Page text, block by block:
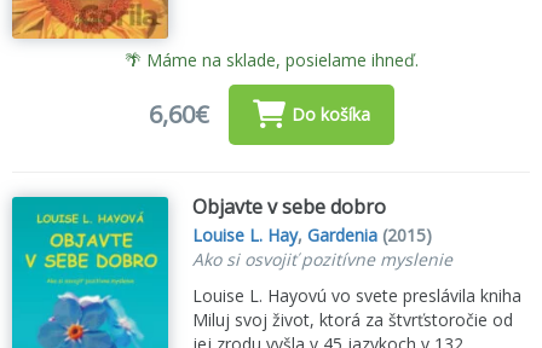
🌴 Máme na sklade, posielame ihneď.
6,60€ Do košíka
Objavte v sebe dobro
Louise L. Hay,Gardenia (2015)
Ako si osvojiť pozitívne myslenie
Louise L. Hayovú vo svete preslávila kniha
Miluj svoj život, ktorá za štvrťstoročie od
jej zrodu vyšla v 45 jazykoch v 132